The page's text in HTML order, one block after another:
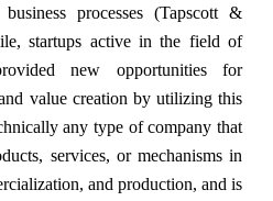
processes (Tapscott &
startups active in the field of
new opportunities for
value creation by utilizing this
any type of company that
services, or mechanisms in
and production, and is